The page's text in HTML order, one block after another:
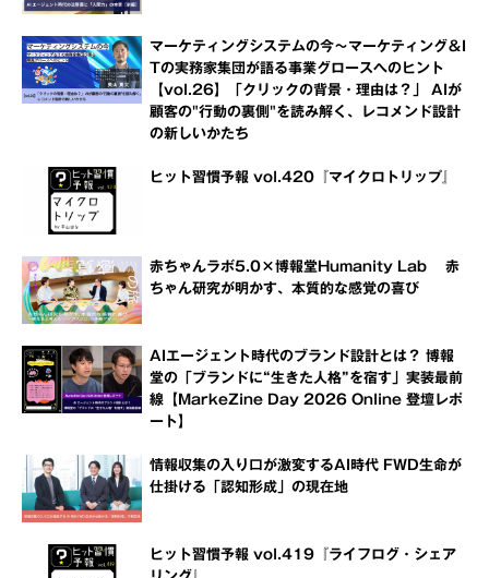
マーケティングシステムの今～マーケティング＆I
Tの実務家集団が語る事業グロースへのヒント
【vol.26】「クリックの背景・理由は？」 AIが
顧客の"行動の裏側"を読み解く、レコメンド設計
の新しいかたち
ヒット習慣予報 vol.420『マイクロトリップ』
赤ちゃんラボ5.0×博報堂Humanity Lab 赤
ちゃん研究が明かす、本質的な感覚の喜び
AIエージェント時代のブランド設計とは？ 博報
堂の「ブランドに“生きた人格”を宿す」実装最前
線【MarkeZine Day 2026 Online 登壇レポ
ート】
情報収集の入り口が激変するAI時代 FWD生命が
仕掛ける「認知形成」の現在地
ヒット習慣予報 vol.419『ライフログ・シェア